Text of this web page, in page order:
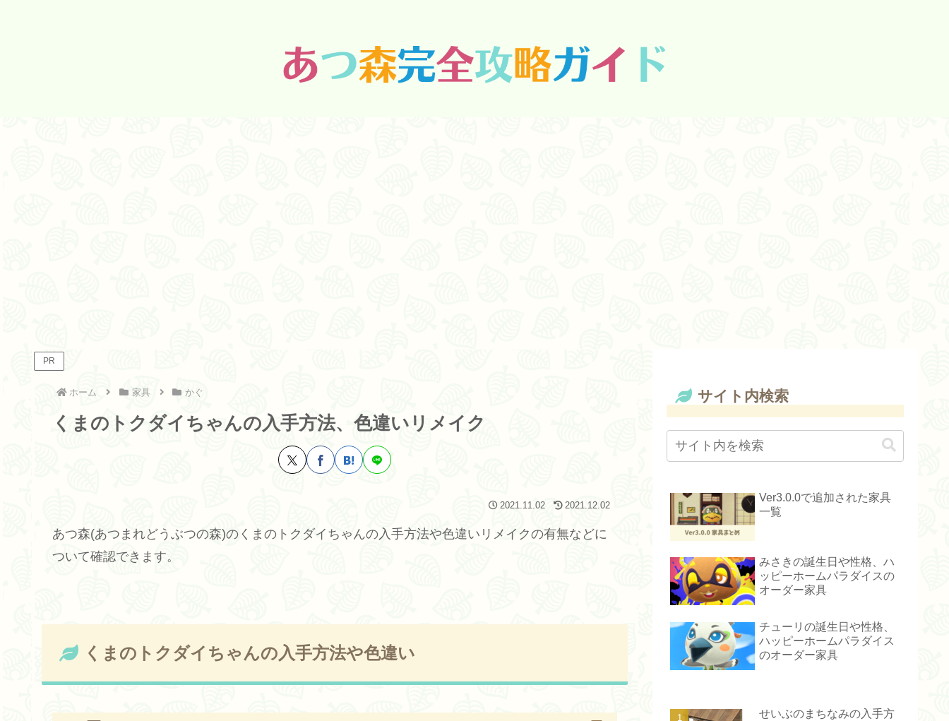
PR
ホーム 家具 かぐ
くまのトクダイちゃんの入手方法、色違いリメイク
2021.11.02 2021.12.02
あつ森(あつまれどうぶつの森)のくまのトクダイちゃんの入手方法や色違いリメイクの有無などに
ついて確認できます。
くまのトクダイちゃんの入手方法や色違い
サイト内検索
Ver3.0.0で追加された家具
一覧
みさきの誕生日や性格、ハ
ッピーホームパラダイスの
オーダー家具
チューリの誕生日や性格、
ハッピーホームパラダイス
のオーダー家具
せいぶのまちなみの入手方